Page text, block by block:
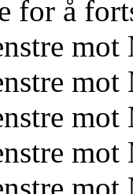
for å
mot
mot
mot
mot
mot